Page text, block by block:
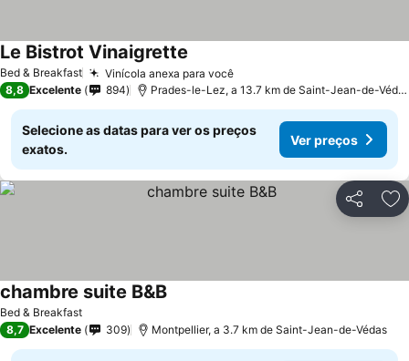
Bed & Breakfast Vinícola anexa para você
Le Bistrot Vinaigrette
8,8 Excelente 894 Prades-le-Lez, a 13.7 km de Saint-Jean-de-Védas
Selecione as datas para ver os preços
exatos.
Ver preços
Partilhar
Bed & Breakfast
chambre suite B&B
8,7 Excelente 309 Montpellier, a 3.7 km de Saint-Jean-de-Védas